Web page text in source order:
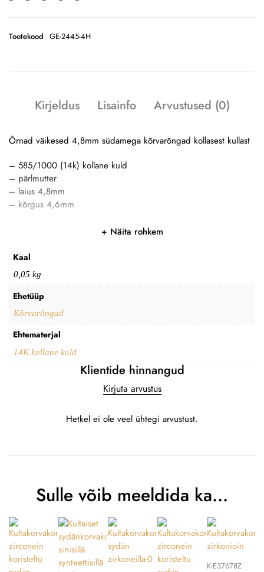
Tootekood GE-2445-4H
Kirjeldus Lisainfo Arvustused (0)
Õrnad väikesed 4,8mm südamega kõrvarõngad kollasest kullast
– 585/1000 (14k) kollane kuld
– pärlmutter
– laius 4,8mm
– kõrgus 4,6mm
Näita rohkem
Kaal
0,05 kg
Ehetüüp
Kõrvarõngad
Ehtematerjal
14K kollane kuld
Klientide hinnangud
Kirjuta arvustus
Hetkel ei ole veel ühtegi arvustust.
Sulle võib meeldida ka…
K-E37678Z